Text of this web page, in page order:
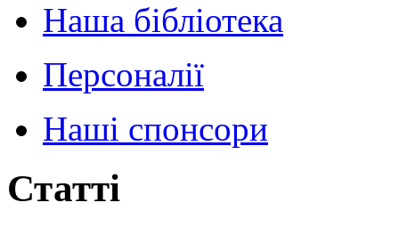
Наша бібліотека
Персоналії
Наші спонсори
Статті